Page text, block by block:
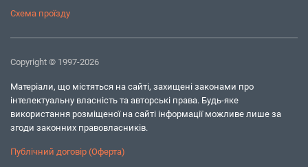
Схема проїзду
Copyright © 1997-2026
Матеріали, що містяться на сайті, захищені законами про
інтелектуальну власність та авторські права. Будь-яке
використання розміщеної на сайті інформації можливе лише за
згоди законних правовласників.
Публічний договір (Оферта)